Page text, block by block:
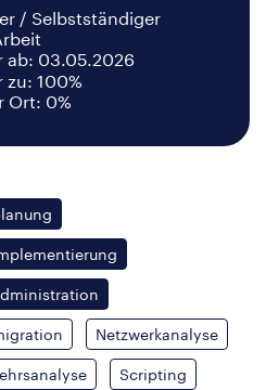
/ Selbstständiger
ab: 03.05.2026
zu: 100%
Ort: 0%
Netzwerkanalyse
Scripting